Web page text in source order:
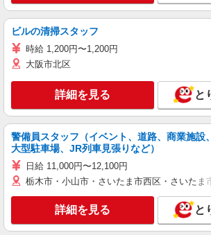
ビルの清掃スタッフ
時給 1,200円〜1,200円
大阪市北区
詳細を見る と
警備員スタッフ（イベント、道路、商業施設、
大型駐車場、JR列車見張りなど）
日給 11,000円〜12,100円
栃木市・小山市・さいたま市西区・さいたま
詳細を見る と